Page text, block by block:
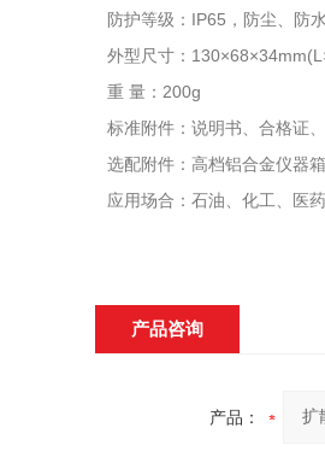
防护等级：IP65，防尘、防
外型尺寸：
重 量：200g
标准附件：说明书、合格证
选配附件：高档铝合金仪器
应用场合：石油、化工、医
产品咨询
产品：